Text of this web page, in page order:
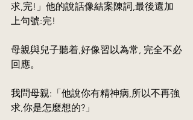
求,完!」他的說話像結案陳詞,最後還加
上句號:完!
母親與兒子聽着,好像習以為常, 完全不必
回應。
我問母親:「他說你有精神病,所以不再強
求,你是怎麼想的?」